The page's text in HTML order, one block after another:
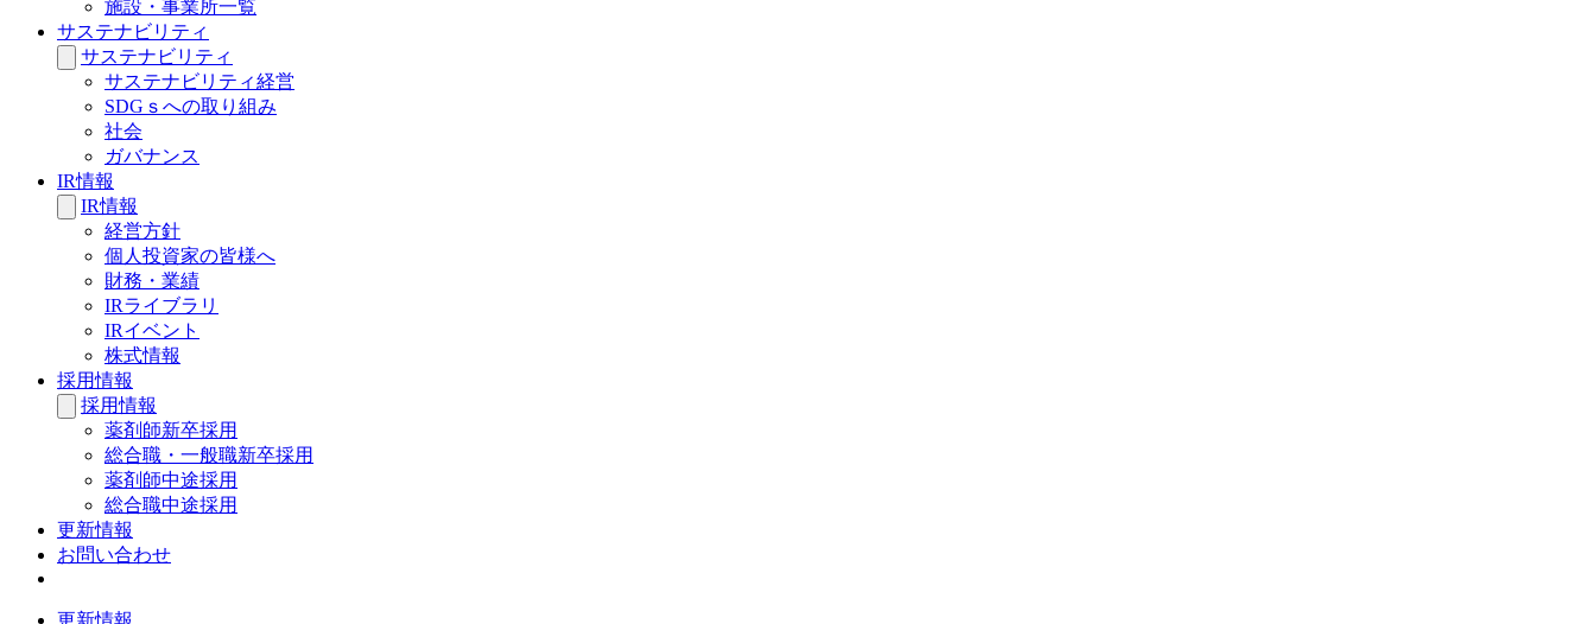
施設・事業所一覧
サステナビリティ
サステナビリティ
サステナビリティ経営
SDGｓへの取り組み
社会
ガバナンス
IR情報
IR情報
経営方針
個人投資家の皆様へ
財務・業績
IRライブラリ
IRイベント
株式情報
採用情報
採用情報
薬剤師新卒採用
総合職・一般職新卒採用
薬剤師中途採用
総合職中途採用
更新情報
お問い合わせ
更新情報